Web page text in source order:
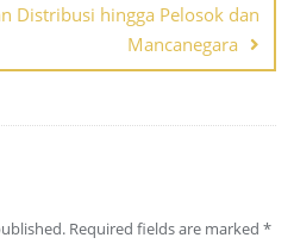
Distribusi hingga Pelosok dan
Mancanegara
Required fields are marked *